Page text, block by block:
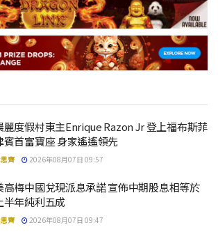
麗度假村東主Enrique Razon Jr 登上福布斯菲
賓首富寶座 身家遙遙領先
齊 2026年08月07日 09:57
高梅中國兌現派息承諾 宣佈中期股息相等於
半年純利五成
齊 2026年08月07日 09:47